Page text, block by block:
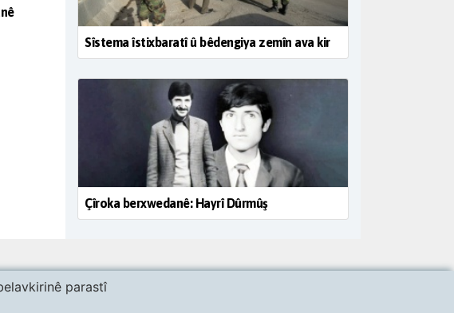
Sîstema îstixbaratî û bêdengiya zemîn ava kir
Çîroka berxwedanê: Hayrî Dûrmûş
parastî